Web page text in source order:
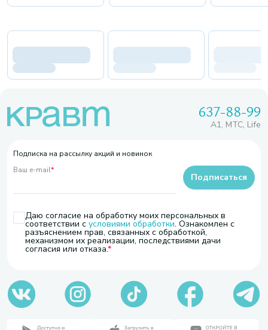
637-88-99
A1, МТС, Life
Подписка на рассылку акций и новинок
Ваш e-mail*
Даю согласие на обработку моих персональных в
соответствии с условиями обработки. Ознакомлен с
разъяснением прав, связанных с обработкой,
механизмом их реализации, последствиями дачи
согласия или отказа.
Подписаться